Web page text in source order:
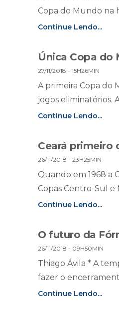
Copa do Mundo na
Continue Lendo...
Única Copa do
27/11/2018 - 15H26MIN
A primeira Copa do
jogos eliminatórios.
Continue Lendo...
Ceará primeiro
26/11/2018 - 23H25MIN
Quando em 1968 a
Copas Centro-Sul e
Continue Lendo...
O futuro da
26/11/2018 - 09H50MIN
Thiago Ávila * A
fazer o
Continue Lendo...